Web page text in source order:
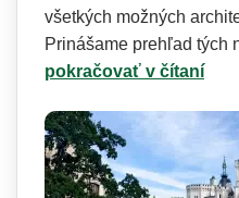
všetkých možných
Prinášame prehľad tých
pokračovať v čítaní